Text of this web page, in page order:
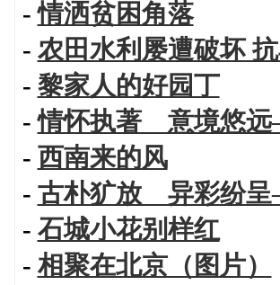
-情洒贫困角落
- 农田水利屡遭破坏
- 黎家人的好园丁
-情怀执著 意境悠远
- 西南来的风
- 古朴犷放 异彩纷
- 石城小花别样红
- 相聚在北京（图片）